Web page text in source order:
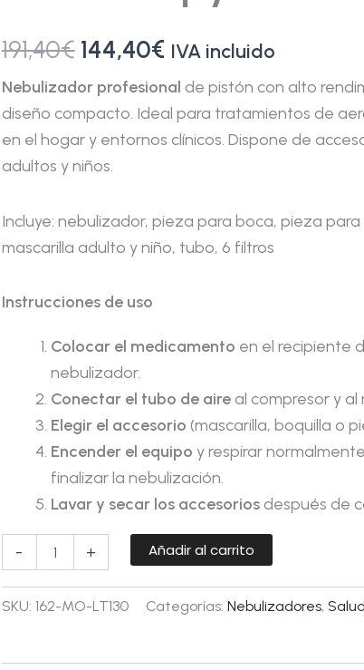
191,40€144,40€ IVA incluido
Nebulizador profesional de pistón con alto
diseño compacto. Ideal para tratamientos de
en el hogar y entornos clínicos. Dispone de
adultos y niños.
Incluye: nebulizador, pieza para boca, pieza para
mascarilla adulto y niño, tubo, 6 filtros
Instrucciones de uso
Colocar el medicamento en el recipiente
nebulizador.
Conectar el tubo de aireal compresor y al
Elegir el accesorio (mascarilla, boquilla o
Encender el equipo y respirar
finalizar la nebulización.
Lavar y secar los accesoriosdespués de
- + Añadir al carrito
SKU: 162-MO-LT130 Categorías: Nebulizadores,